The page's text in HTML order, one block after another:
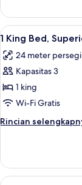
Smoking
1
King
Bed,
Suite,
Non-
Smoking
Lihat
semua
foto
untuk
1
King
Bed,
Superior
Non-
Smoking
8
1 King Bed,
24 meter persegi
Kapasitas 3
1 king
Wi-Fi Gratis
Rincian
Rincian
1
King